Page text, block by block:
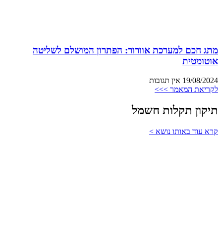
מתג חכם למערכת אוורור: הפתרון המושלם לשליטה
אוטומטית
19/08/2024 אין תגובות
לקריאת המאמר >>>
תיקון תקלות חשמל
קרא עוד באותו נושא >